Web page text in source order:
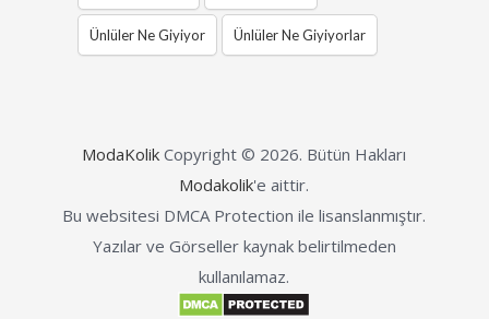
Ünlüler Ne Giyiyor Ünlüler Ne Giyiyorlar
ModaKolik Copyright © 2026. Bütün Hakları
Modakolik'e aittir.
Bu websitesi DMCA Protection ile lisanslanmıştır.
Yazılar ve Görseller kaynak belirtilmeden
kullanılamaz.